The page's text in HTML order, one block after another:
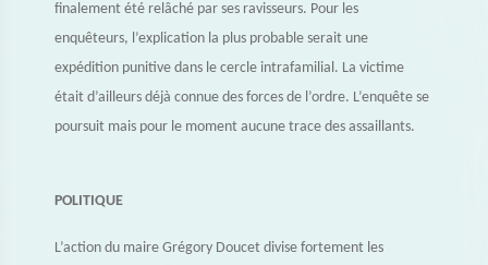
finalement été relâché par ses ravisseurs. Pour les
enquêteurs, l’explication la plus probable serait une
expédition punitive dans le cercle intrafamilial. La victime
était d’ailleurs déjà connue des forces de l’ordre. L’enquête se
poursuit mais pour le moment aucune trace des assaillants.
POLITIQUE
L’action du maire Grégory Doucet divise fortement les